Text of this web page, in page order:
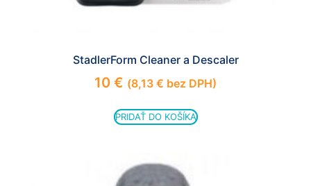
StadlerForm Cleaner a Descaler
10 € (8,13 € bez DPH)
PRIDAŤ DO KOŠÍKA